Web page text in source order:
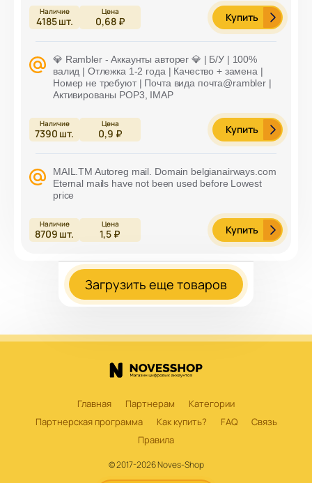
4185шт. 0,68 ₽ Купить
💎 Rambler - Аккаунты авторег 💎 | Б/У | 100%
валид | Отлежка 1-2 года | Качество + замена |
Номер не требуют | Почта вида почта@rambler |
Активированы POP3, IMAP
7390 шт. 0,9 ₽ Купить
MAIL.TM Autoreg mail. Domain belgianairways.com
Eternal mails have not been used before Lowest
price
8709 шт. 1,5 ₽ Купить
Загрузить еще товаров
Главная Партнерам
Категории
Партнерская программа
Как купить? FAQ
Связь
Правила
© 2017-2026 Noves-Shop